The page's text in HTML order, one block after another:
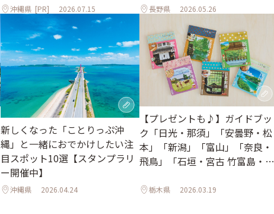
沖縄県 [PR] 2026.07.15 長野県 2026.05.26
新しくなった「ことりっぷ沖
縄」と一緒におでかけしたい注
目スポット10選【スタンプラリ
ー開催中】
沖縄県 2026.04.24
【プレゼントも♪】ガイドブッ
ク「日光・那須」「安曇野・松
本」「新潟」「富山」「奈良・
飛鳥」「石垣・宮古 竹富島・西
栃木県 2026.03.19